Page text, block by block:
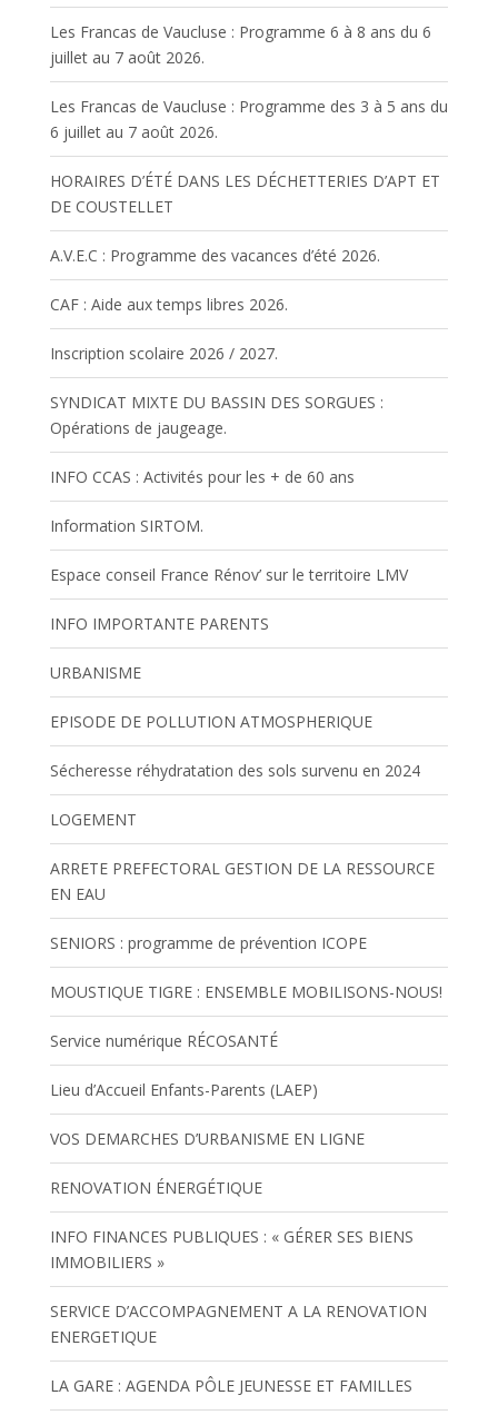
Les Francas de Vaucluse : Programme 6 à 8 ans du 6
juillet au 7 août 2026.
Les Francas de Vaucluse : Programme des 3 à 5 ans du
6 juillet au 7 août 2026.
HORAIRES D’ÉTÉ DANS LES DÉCHETTERIES D’APT ET
DE COUSTELLET
A.V.E.C : Programme des vacances d’été 2026.
CAF : Aide aux temps libres 2026.
Inscription scolaire 2026 / 2027.
SYNDICAT MIXTE DU BASSIN DES SORGUES :
Opérations de jaugeage.
INFO CCAS : Activités pour les + de 60 ans
Information SIRTOM.
Espace conseil France Rénov’ sur le territoire LMV
INFO IMPORTANTE PARENTS
URBANISME
EPISODE DE POLLUTION ATMOSPHERIQUE
Sécheresse réhydratation des sols survenu en 2024
LOGEMENT
ARRETE PREFECTORAL GESTION DE LA RESSOURCE
EN EAU
SENIORS : programme de prévention ICOPE
MOUSTIQUE TIGRE : ENSEMBLE MOBILISONS-NOUS!
Service numérique RÉCOSANTÉ
Lieu d’Accueil Enfants-Parents (LAEP)
VOS DEMARCHES D’URBANISME EN LIGNE
RENOVATION ÉNERGÉTIQUE
INFO FINANCES PUBLIQUES : « GÉRER SES BIENS
IMMOBILIERS »
SERVICE D’ACCOMPAGNEMENT A LA RENOVATION
ENERGETIQUE
LA GARE : AGENDA PÔLE JEUNESSE ET FAMILLES